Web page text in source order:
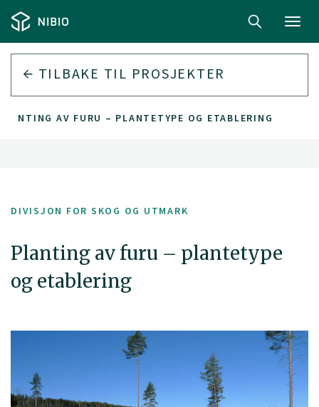
TILBAKE TIL PROSJEKTER
AV FURU – PLANTETYPE OG ETABLERING
DIVISJON FOR SKOG OG UTMARK
Planting av furu – plantetype
og etablering